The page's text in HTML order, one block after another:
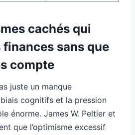
cachés qui
sans que
compte
juste un manque
cognitifs et la pression
énorme. James W. Peltier et
que l’optimisme excessif